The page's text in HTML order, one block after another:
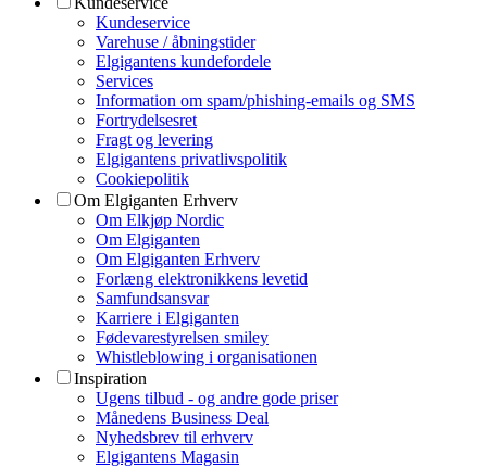
Kundeservice
Varehuse / åbningstider
Elgigantens kundefordele
Services
Information om spam/phishing-emails og SMS
Fortrydelsesret
Fragt og levering
Elgigantens privatlivspolitik
Cookiepolitik
Om Elgiganten Erhverv
Om Elkjøp Nordic
Om Elgiganten
Om Elgiganten Erhverv
Forlæng elektronikkens levetid
Samfundsansvar
Karriere i Elgiganten
Fødevarestyrelsen smiley
Whistleblowing i organisationen
Inspiration
Ugens tilbud - og andre gode priser
Månedens Business Deal
Nyhedsbrev til erhverv
Elgigantens Magasin